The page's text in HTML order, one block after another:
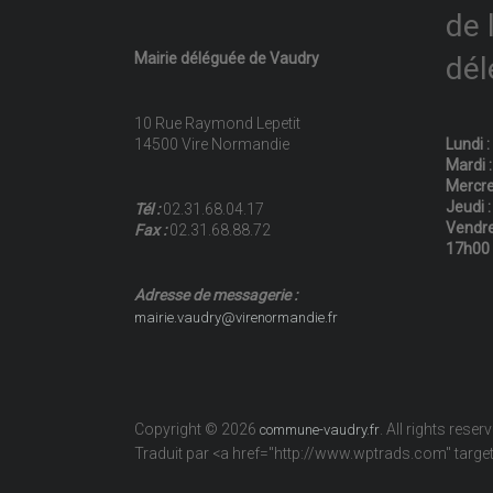
Mairie déléguée de Vaudry
10 Rue Raymond Lepetit
14500 Vire Normandie
Tél :02.31.68.04.17
Fax :02.31.68.88.72
Adresse de messagerie :
mairie.vaudry@virenormandie.fr
de
Lundi
Mardi
Jeudi
17h00
Copyright © 2026 commune-vaudry.fr . All rights
Traduit par <a href="http://www.wptrads.com"